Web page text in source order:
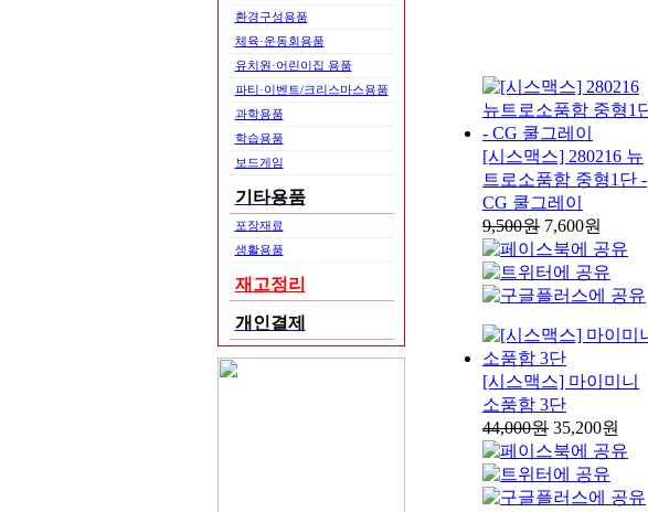
환경구성용품
체육·운동회용품
유치원·어린이집 용품
파티·이벤트/크리스마스용품
과학용품
학습용품
보드게임
기타용품
포장재료
생활용품
재고정리
개인결제
[시스맥스] 280216 뉴
트로소품함 중형1단 -
CG 쿨그레이
9,500원 7,600원
[시스맥스] 마이미니
소품함 3단
44,000원 35,200원